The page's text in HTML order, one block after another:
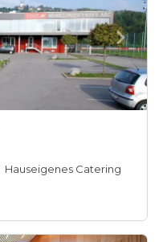
Hauseigenes Catering